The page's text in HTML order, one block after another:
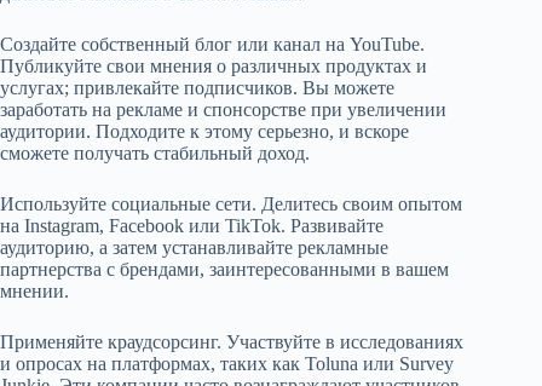
Создайте собственный блог или канал на YouTube.
Публикуйте свои мнения о различных продуктах и
услугах; привлекайте подписчиков. Вы можете
заработать на рекламе и спонсорстве при увеличении
аудитории. Подходите к этому серьезно, и вскоре
сможете получать стабильный доход.
Используйте социальные сети. Делитесь своим опытом
на Instagram, Facebook или TikTok. Развивайте
аудиторию, а затем устанавливайте рекламные
партнерства с брендами, заинтересованными в вашем
мнении.
Применяйте краудсорсинг. Участвуйте в исследованиях
и опросах на платформах, таких как Toluna или Survey